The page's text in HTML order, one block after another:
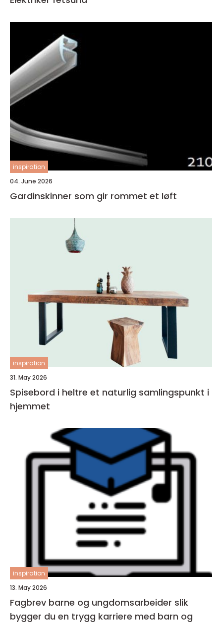
inspiration
04. June 2026
Gardinskinner som gir rommet et løft
inspiration
31. May 2026
Spisebord i heltre et naturlig samlingspunkt i
hjemmet
inspiration
13. May 2026
Fagbrev barne og ungdomsarbeider slik
bygger du en trygg karriere med barn og